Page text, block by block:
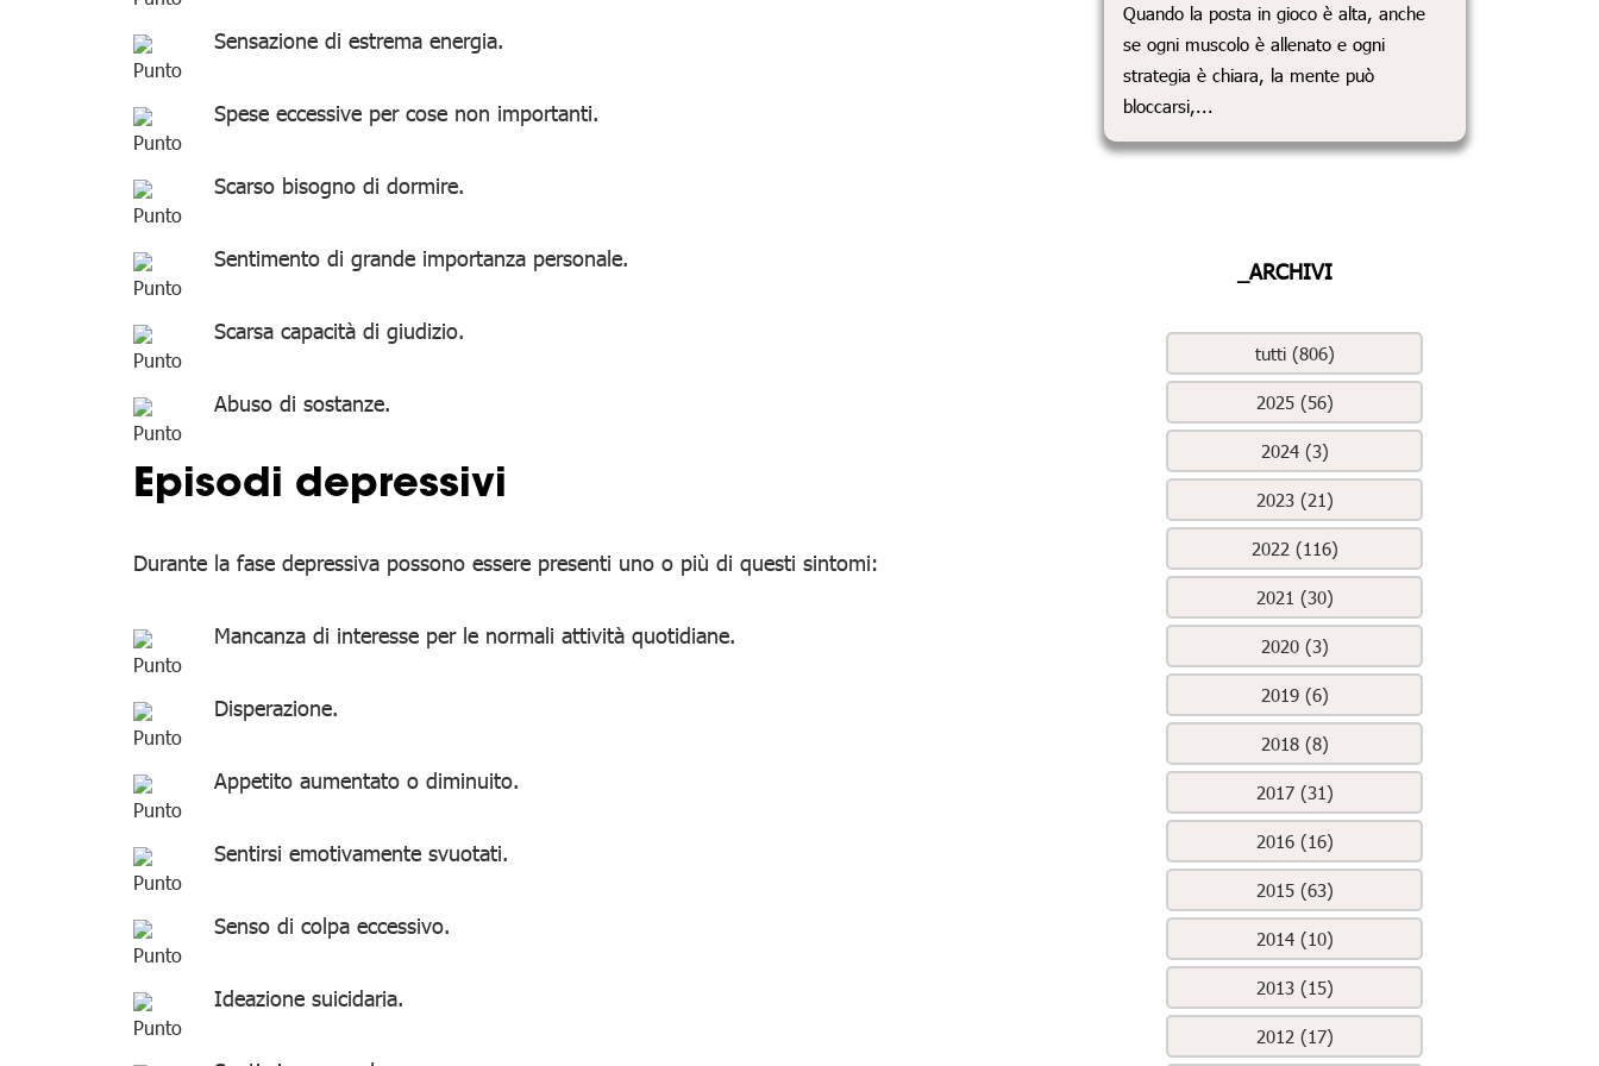
Sensazione di estrema energia.
Spese eccessive per cose non importanti.
Scarso bisogno di dormire.
Sentimento di grande importanza personale.
Scarsa capacità di giudizio.
Abuso di sostanze.
Episodi depressivi
Durante la fase depressiva possono essere presenti uno o più di questi sintomi:
Mancanza di interesse per le normali attività quotidiane.
Disperazione.
Appetito aumentato o diminuito.
Sentirsi emotivamente svuotati.
Senso di colpa eccessivo.
Ideazione suicidaria.
Quando la posta in gioco è alta, anche
se ogni muscolo è allenato e ogni
strategia è chiara, la mente può
bloccarsi,...
_ARCHIVI
tutti (806)
2025 (56)
2024 (3)
2023 (21)
2022 (116)
2021 (30)
2020 (3)
2019 (6)
2018 (8)
2017 (31)
2016 (16)
2015 (63)
2014 (10)
2013 (15)
2012 (17)